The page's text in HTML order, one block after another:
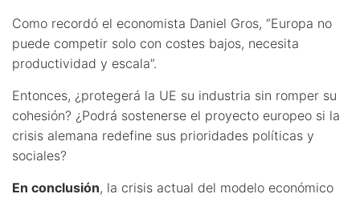
Como recordó el economista Daniel Gros, “Europa no
puede competir solo con costes bajos, necesita
productividad y escala”.
Entonces, ¿protegerá la UE su industria sin romper su
cohesión? ¿Podrá sostenerse el proyecto europeo si la
crisis alemana redefine sus prioridades políticas y
sociales?
En conclusión, la crisis actual del modelo económico